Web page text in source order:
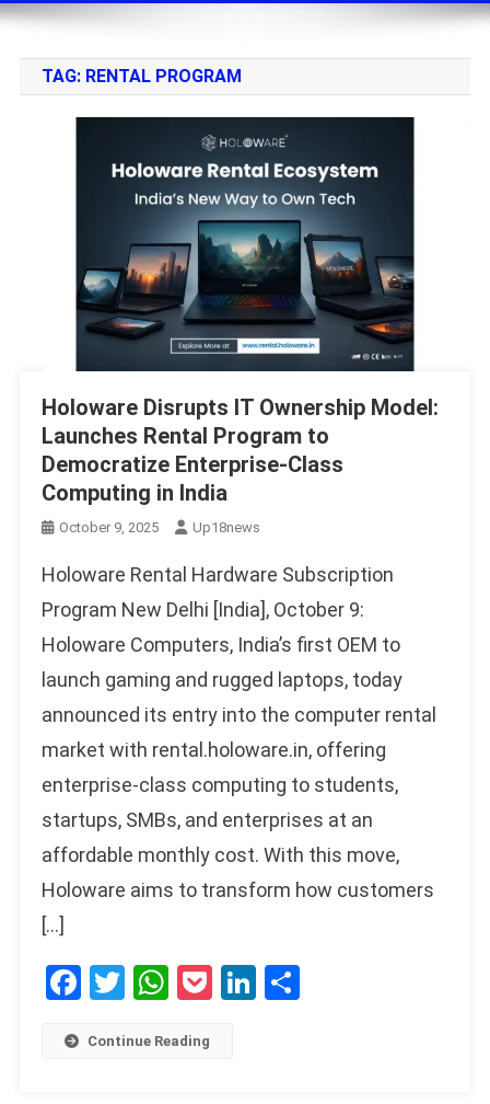
TAG: RENTAL PROGRAM
Holoware Disrupts IT Ownership Model:
Launches Rental Program to
Democratize Enterprise-Class
Computing in India
October 9, 2025 Up18news
Holoware Rental Hardware Subscription
Program New Delhi [India], October 9:
Holoware Computers, India’s first OEM to
launch gaming and rugged laptops, today
announced its entry into the computer rental
market with rental.holoware.in, offering
enterprise-class computing to students,
startups, SMBs, and enterprises at an
affordable monthly cost. With this move,
Holoware aims to transform how customers
[…]
Facebook
Twitter
WhatsApp
PocketLinkedIn
Share
Continue Reading